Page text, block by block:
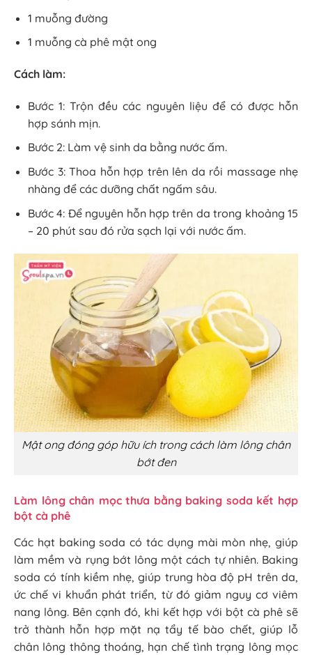
1 muỗng đường
1 muỗng cà phê mật ong
Cách làm:
Bước 1: Trộn đều các nguyên liệu để có được hỗn
hợp sánh mịn.
Bước 2: Làm vệ sinh da bằng nước ấm.
Bước 3: Thoa hỗn hợp trên lên da rồi massage nhẹ
nhàng để các dưỡng chất ngấm sâu.
Bước 4: Để nguyên hỗn hợp trên da trong khoảng 15
– 20 phút sau đó rửa sạch lại với nước ấm.
Mật ong đóng góp hữu ích trong cách làm lông chân
bớt đen
Làm lông chân mọc thưa bằng baking soda kết hợp
bột cà phê
Các hạt baking soda có tác dụng mài mòn nhẹ, giúp
làm mềm và rụng bớt lông một cách tự nhiên. Baking
soda có tính kiềm nhẹ, giúp trung hòa độ pH trên da,
ức chế vi khuẩn phát triển, từ đó giảm nguy cơ viêm
nang lông. Bên cạnh đó, khi kết hợp với bột cà phê sẽ
trở thành hỗn hợp mặt nạ tẩy tế bào chết, giúp lỗ
chân lông thông thoáng, hạn chế tình trạng lông mọc